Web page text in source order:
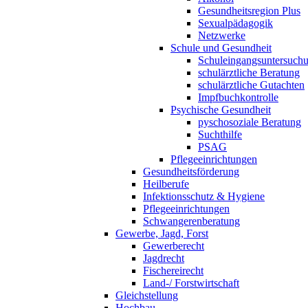
Gesundheitsregion Plus
Sexualpädagogik
Netzwerke
Schule und Gesundheit
schulärztliche Beratung
schulärztliche Gutachten
Impfbuchkontrolle
Psychische Gesundheit
pyschosoziale Beratung
Suchthilfe
PSAG
Pflegeeinrichtungen
Gesundheitsförderung
Heilberufe
Infektionsschutz & Hygiene
Pflegeeinrichtungen
Schwangerenberatung
Gewerbe, Jagd, Forst
Gewerberecht
Jagdrecht
Fischereirecht
Land-/ Forstwirtschaft
Gleichstellung